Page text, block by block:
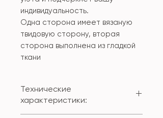
индивидуальность.
Одна сторона имеет вязаную
твидовую сторону, вторая
сторона выполнена из гладкой
ткани
Технические
характеристики: